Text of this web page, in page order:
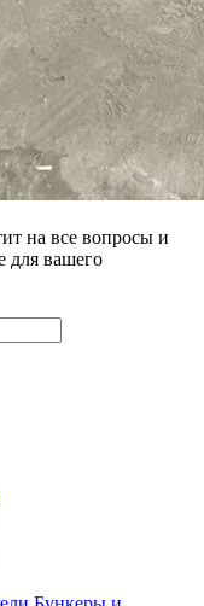
на все вопросы и
для вашего